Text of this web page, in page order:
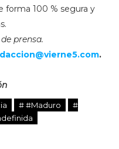
forma 100 % segura y
prensa.
.
# #Maduro
#